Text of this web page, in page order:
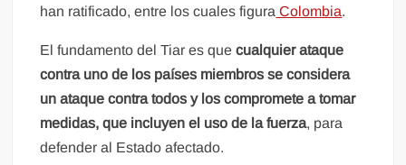
han ratificado, entre los cuales figura Colombia.
El fundamento del Tiar es quecualquier ataque
contra uno de los países miembros se considera
un ataque contra todos y los compromete a tomar
medidas, que incluyen el uso de la fuerza, para
defender al Estado afectado.